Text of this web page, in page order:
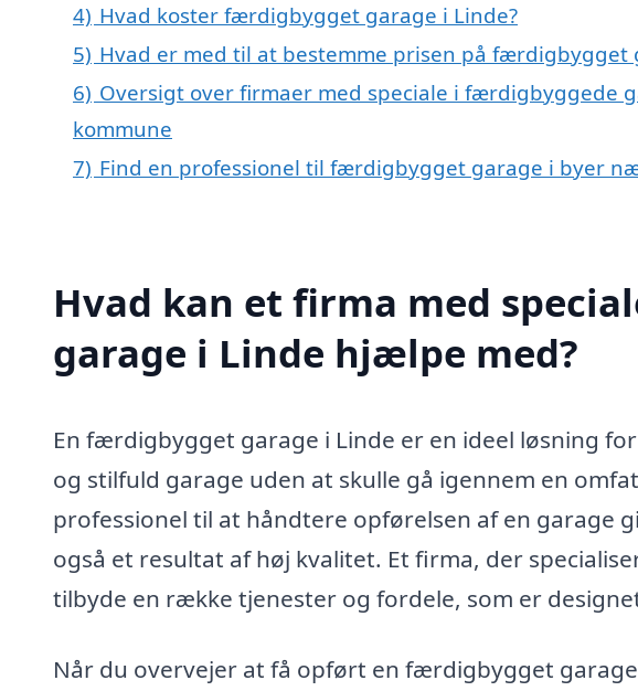
4) Hvad koster færdigbygget garage i Linde?
5) Hvad er med til at bestemme prisen på færdigbygget
6) Oversigt over firmaer med speciale i færdigbyggede
kommune
7) Find en professionel til færdigbygget garage i byer
Hvad kan et firma med
garage i Linde hjælpe med?
En færdigbygget garage i Linde er en ideel løsning
og stilfuld garage uden at skulle gå igennem en
professionel til at håndtere opførelsen af en garage
også et resultat af høj kvalitet. Et firma, der
tilbyde en række tjenester og fordele, som er
Når du overvejer at få opført en færdigbygget